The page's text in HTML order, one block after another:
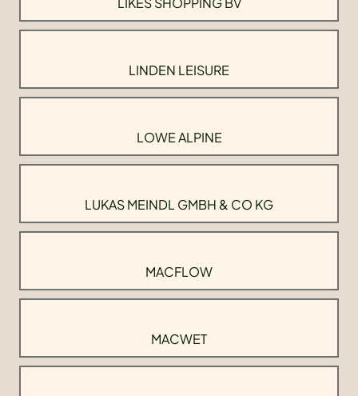
LINDEN LEISURE
LOWE ALPINE
LUKAS MEINDL GMBH & CO KG
MACFLOW
MACWET